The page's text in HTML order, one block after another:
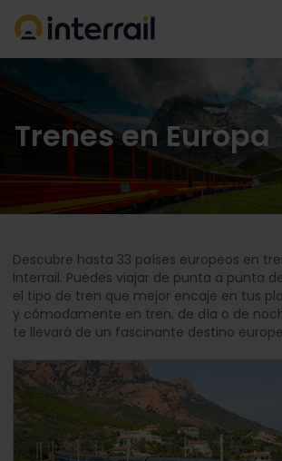
Trenes en Europa
Descubre hasta 33 países europeos en
Interrail. Puedes viajar de punta a punta
el tipo de tren que mejor encaje en tus
y cómodamente en tren, de día o de
te llevará de un fascinante destino